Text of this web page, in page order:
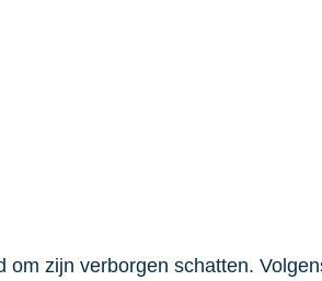
om zijn verborgen schatten.